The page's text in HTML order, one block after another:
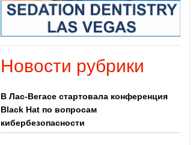
Новости рубрики
В Лас-Вегасе стартовала конференция
Black Hat по вопросам
кибербезопасности